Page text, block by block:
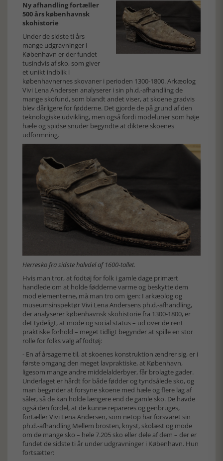
Ny afhandling fortæller
500 års københavnsk
skohistorie
Under de sidste ti års
mange udgravninger i
København er der fundet
tusindvis af sko, som giver
et unikt indblik i
københavnernes skovaner i perioden 1300-1800. Arkæolog
Vivi Lena Andersen analyserer i sin ph.d.-afhandling de
mange skofund, som blandt andet viser, at skoene gradvis
blev dårligere for fødderne. Det gjorde de på grund af den
teknologiske udvikling, men også fordi modeluner som høje
hæle og spidse snuder begyndte at diktere skoenes
udformning.
Herresko fra sidste halvdel af 1600-tallet.
Hvis man tror, at fodtøj for folk i gamle dage primært
handlede om at holde fødderne varme og beskytte dem
mod elementerne, må man tro om igen: I arkæolog og
museumsinspektør Vivi Lena Andersens ph.d.-afhandling,
der analyserer københavnsk skohistorie fra 1300-1800, er
det tydeligt, at mode og social status – ud over de rent
praktiske forhold – meget tidligt begynder at spille en stor
rolle for folks valg af fodtøj:
- En af årsagerne til, at skoenes konstruktion ændrer sig, er i
første omgang den meget lavpraktiske, at København,
ligesom mange andre middelalderbyer, får brolagte gader.
Underlaget er hårdt for både fødder og tyndsålede sko, og
man begynder at forsyne skoene med hæle og flere lag af
såler, så de kan holde længere end de gamle sko. De havde
også den fordel, at de kunne repareres og genbruges,
fortæller Vivi Lena Andersen, som netop har forsvaret sin
ph.d.-afhandling Mellem brosten, knyst, skolæst og mode
om de mange sko – hele 7.205 sko eller dele af dem – der er
fundet de sidste ti år under udgravninger i København. Hun
fortsætter: